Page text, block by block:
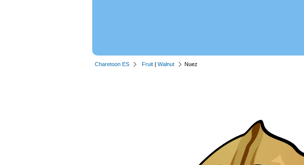
Charetoon ES Fruit | Walnut Nuez